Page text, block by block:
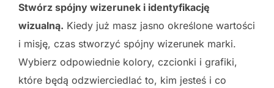
Stwórz spójny wizerunek i identyfikację
wizualną. Kiedy już masz jasno określone wartości
i misję, czas stworzyć spójny wizerunek marki.
Wybierz odpowiednie kolory, czcionki i grafiki,
które będą odzwierciedlać to, kim jesteś i co